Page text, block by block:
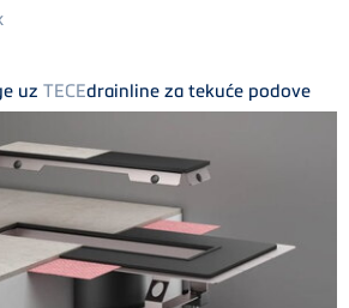
uz TECEdrainline za tekuće podove